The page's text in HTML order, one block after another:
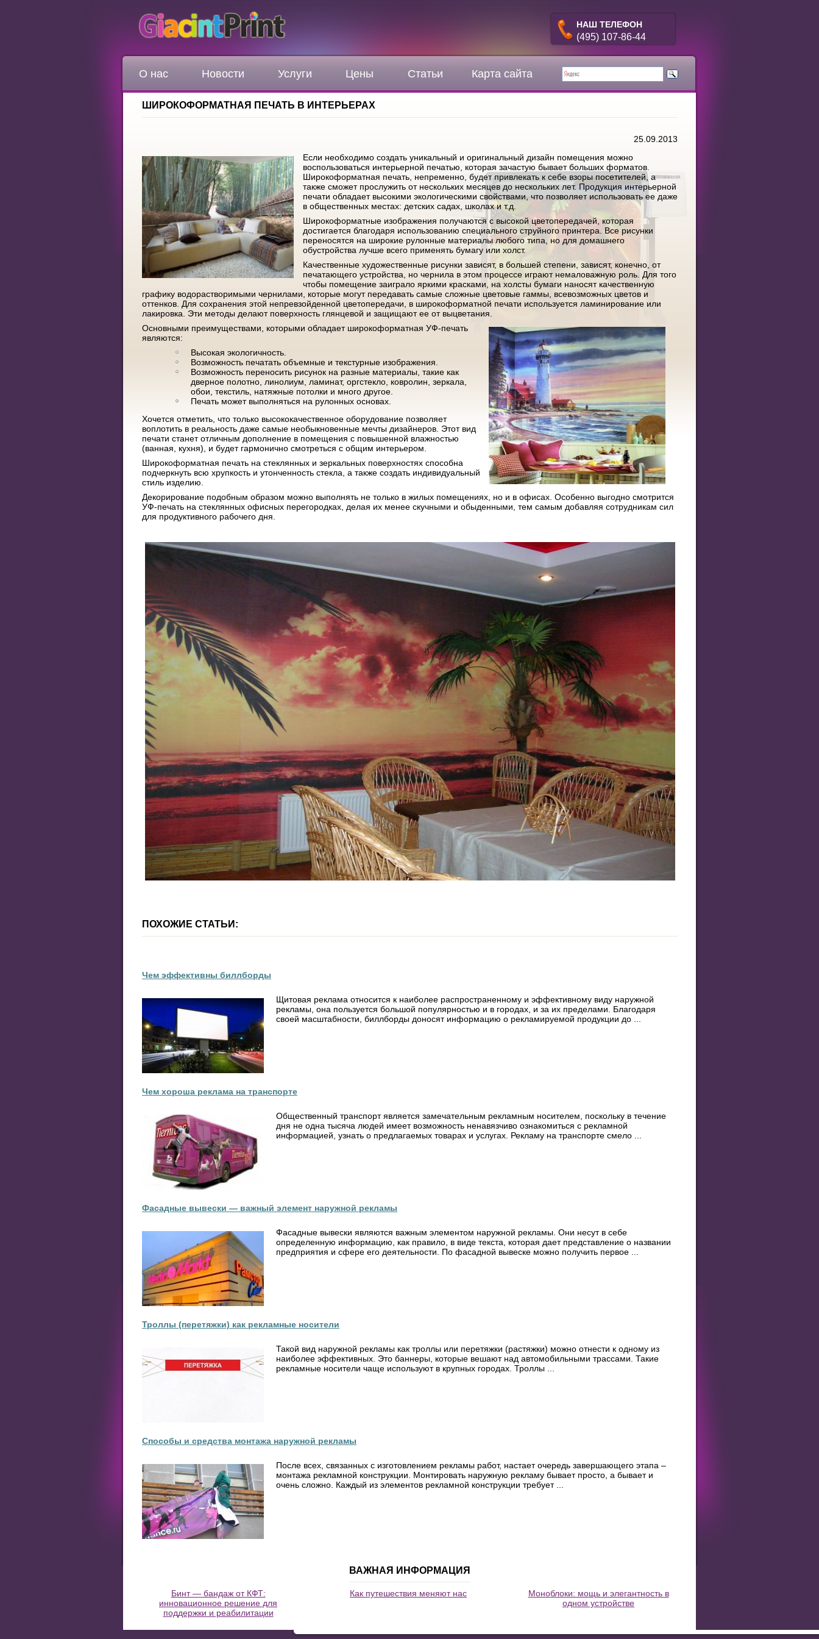
НАШ ТЕЛЕФОН
(495) 107-86-44
О нас Новости Услуги Цены Статьи Карта сайта
ШИРОКОФОРМАТНАЯ ПЕЧАТЬ В ИНТЕРЬЕРАХ
25.09.2013
Если необходимо создать уникальный и оригинальный дизайн помещения можно
воспользоваться интерьерной печатью, которая зачастую бывает больших форматов.
Широкоформатная печать, непременно, будет привлекать к себе взоры посетителей, а
также сможет прослужить от нескольких месяцев до нескольких лет. Продукция интерьерной
печати обладает высокими экологическими свойствами, что позволяет использовать ее даже
в общественных местах: детских садах, школах и т.д.
Широкоформатные изображения получаются с высокой цветопередачей, которая
достигается благодаря использованию специального струйного принтера. Все рисунки
переносятся на широкие рулонные материалы любого типа, но для домашнего
обустройства лучше всего применять бумагу или холст.
Качественные художественные рисунки зависят, в большей степени, зависят, конечно, от
печатающего устройства, но чернила в этом процессе играют немаловажную роль. Для того
чтобы помещение заиграло яркими красками, на холсты бумаги наносят качественную
графику водорастворимыми чернилами, которые могут передавать самые сложные цветовые гаммы, всевозможных цветов и
оттенков. Для сохранения этой непревзойденной цветопередачи, в широкоформатной печати используется ламинирование или
лакировка. Эти методы делают поверхность глянцевой и защищают ее от выцветания.
Основными преимуществами, которыми обладает широкоформатная УФ-печать
являются:
Высокая экологичность.
Возможность печатать объемные и текстурные изображения.
Возможность переносить рисунок на разные материалы, такие как
дверное полотно, линолиум, ламинат, оргстекло, ковролин, зеркала,
обои, текстиль, натяжные потолки и много другое.
Печать может выполняться на рулонных основах.
Хочется отметить, что только высококачественное оборудование позволяет
воплотить в реальность даже самые необыкновенные мечты дизайнеров. Этот вид
печати станет отличным дополнение в помещения с повышенной влажностью
(ванная, кухня), и будет гармонично смотреться с общим интерьером.
Широкоформатная печать на стеклянных и зеркальных поверхностях способна
подчеркнуть всю хрупкость и утонченность стекла, а также создать индивидуальный
стиль изделию.
Декорирование подобным образом можно выполнять не только в жилых помещениях, но и в офисах. Особенно выгодно смотрится
УФ-печать на стеклянных офисных перегородках, делая их менее скучными и обыденными, тем самым добавляя сотрудникам сил
для продуктивного рабочего дня.
ПОХОЖИЕ СТАТЬИ:
Чем эффективны биллборды
Щитовая реклама относится к наиболее распространенному и эффективному виду наружной
рекламы, она пользуется большой популярностью и в городах, и за их пределами. Благодаря
своей масштабности, биллборды доносят информацию о рекламируемой продукции до ...
Чем хороша реклама на транспорте
Общественный транспорт является замечательным рекламным носителем, поскольку в течение
дня не одна тысяча людей имеет возможность ненавязчиво ознакомиться с рекламной
информацией, узнать о предлагаемых товарах и услугах. Рекламу на транспорте смело ...
Фасадные вывески — важный элемент наружной рекламы
Фасадные вывески являются важным элементом наружной рекламы. Они несут в себе
определенную информацию, как правило, в виде текста, которая дает представление о названии
предприятия и сфере его деятельности. По фасадной вывеске можно получить первое ...
Троллы (перетяжки) как рекламные носители
Такой вид наружной рекламы как троллы или перетяжки (растяжки) можно отнести к одному из
наиболее эффективных. Это баннеры, которые вешают над автомобильными трассами. Такие
рекламные носители чаще используют в крупных городах. Троллы ...
Способы и средства монтажа наружной рекламы
После всех, связанных с изготовлением рекламы работ, настает очередь завершающего этапа –
монтажа рекламной конструкции. Монтировать наружную рекламу бывает просто, а бывает и
очень сложно. Каждый из элементов рекламной конструкции требует ...
ВАЖНАЯ ИНФОРМАЦИЯ
Бинт — бандаж от КФТ:
инновационное решение для
поддержки и реабилитации
Как путешествия меняют нас
Моноблоки: мощь и элегантность в
одном устройстве